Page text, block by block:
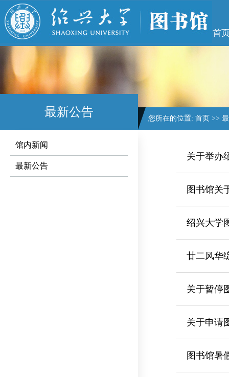
首
最新公告 您所在的位置: 首页 >>
馆内新闻
最新公告
关于举办
图书馆关
绍兴大学
廿二风华
关于暂停
关于申请
图书馆暑